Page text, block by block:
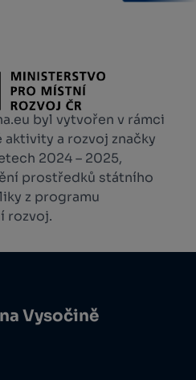
byl vytvořen v rámci
a rozvoj značky
2024 – 2025,
prostředků státního
z programu
rozvoj.
Vysočině